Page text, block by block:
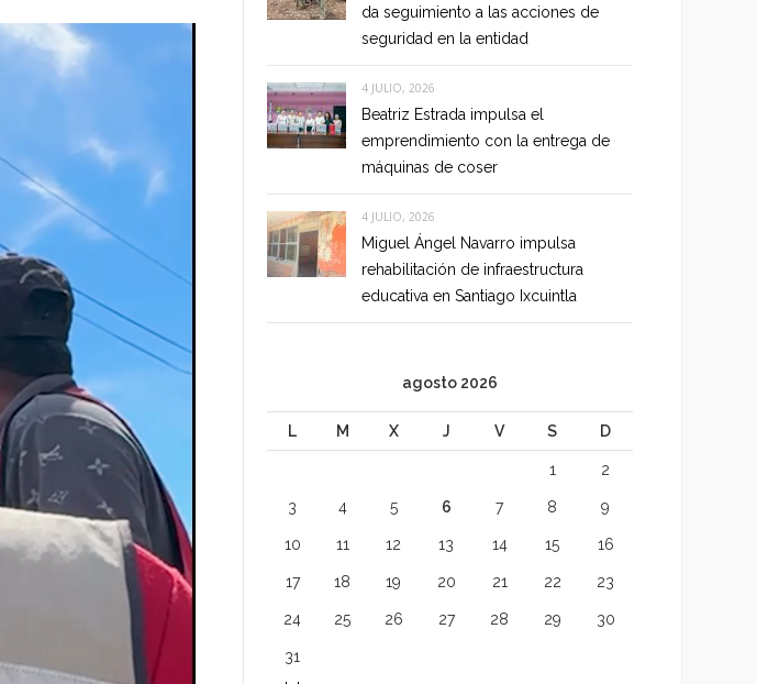
da seguimiento a las acciones de
seguridad en la entidad
4 JULIO, 2026
Beatriz Estrada impulsa el
emprendimiento con la entrega de
máquinas de coser
4 JULIO, 2026
Miguel Ángel Navarro impulsa
rehabilitación de infraestructura
educativa en Santiago Ixcuintla
agosto 2026
L M X J V S D
1 2
3 4 5 6 7 8 9
10 11 12 13 14 15 16
17 18 19 20 21 22 23
24 25 26 27 28 29 30
31